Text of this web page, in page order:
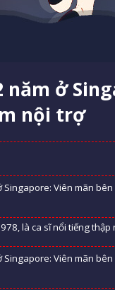
năm ở
nội trợ
là ca sĩ nổi tiếng